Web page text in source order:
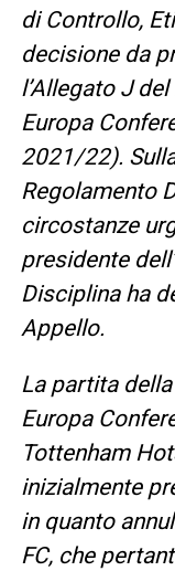
di Controllo,
decisione da
l’Allegato J
Europa
2021/22).
Regolamento
circostanze
presidente
Disciplina ha
Appello.
La partita
Europa
Tottenham
inizialmente
in quanto
FC, che